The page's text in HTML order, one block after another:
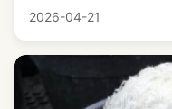
2026-04-21